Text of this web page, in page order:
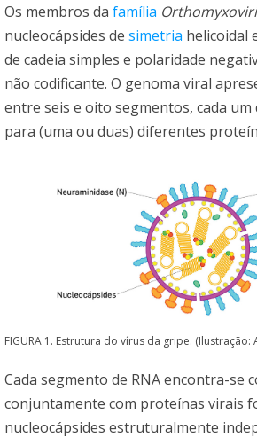
Os membros da família
nucleocápsides de simetria helicoidal
de cadeia simples e polaridade
não codificante. O genoma viral
entre seis e oito segmentos, cada um
para (uma ou duas) diferentes
FIGURA 1. Estrutura do vírus da gripe.
Cada segmento de RNA encontra-se
conjuntamente com proteínas virais
nucleocápsides estruturalmente